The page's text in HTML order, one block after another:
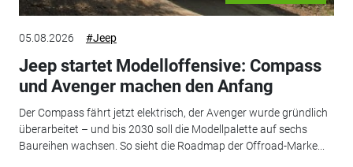
05.08.2026 #Jeep
Jeep startet Modelloffensive: Compass
und Avenger machen den Anfang
Der Compass fährt jetzt elektrisch, der Avenger wurde gründlich
überarbeitet – und bis 2030 soll die Modellpalette auf sechs
Baureihen wachsen. So sieht die Roadmap der Offroad-Marke...